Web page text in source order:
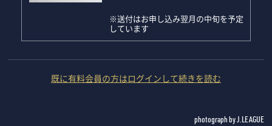
※送付はお申し込み翌月の中旬を予定
しています
既に有料会員の方はログインして続きを読む
photograph by J.LEAGUE